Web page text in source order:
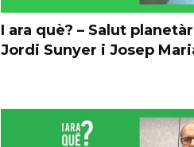
I ara què? – Salut
Jordi Sunyer i Josep